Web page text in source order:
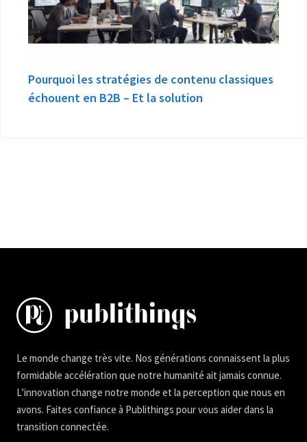
Pourquoi les stratégies de contenu classiques
échouent en B2B – Et la solution
Le monde change très vite. Nos générations connaissent la plus
formidable accélération que notre humanité ait jamais connue.
L’innovation change notre monde et la perception que nous en
avons. Faites confiance à Publithings pour vous aider dans la
transition connectée.